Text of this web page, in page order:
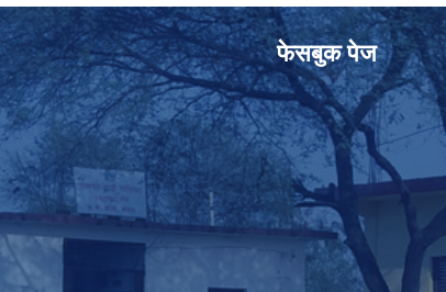
फेसबुक पेज